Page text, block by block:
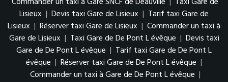
Lisieux | Devis taxi Gare de Lisieux | Tarif taxi Gare de
Lisieux | Réserver taxi Gare de Lisieux | Commander un taxi à
Gare de Lisieux | Taxi Gare de De Pont L évêque | Devis taxi
Gare de De Pont L évêque | Tarif taxi Gare de De Pont L
évêque | Réserver taxi Gare de De Pont L évêque |
Commander un taxi à Gare de De Pont L évêque |